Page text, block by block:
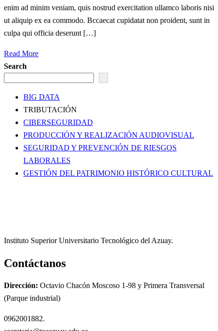
enim ad minim veniam, quis nostrud exercitation ullamco laboris nisi
ut aliquip ex ea commodo. Bccaecat cupidatat non proident, sunt in
culpa qui officia deserunt […]
Read More
Search
BIG DATA
TRIBUTACIÓN
CIBERSEGURIDAD
PRODUCCIÓN Y REALIZACIÓN AUDIOVISUAL
SEGURIDAD Y PREVENCIÓN DE RIESGOS
LABORALES
GESTIÓN DEL PATRIMONIO HISTÓRICO CULTURAL
Instituto Superior Universitario Tecnológico del Azuay.
Contáctanos
Dirección: Octavio Chacón Moscoso 1-98 y Primera Transversal
(Parque industrial)
0962001882.